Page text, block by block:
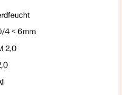
4 < 6mm
2,0